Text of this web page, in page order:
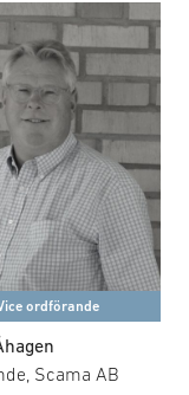
utgångspunkt i ett
företagens
ordförande
Scama AB